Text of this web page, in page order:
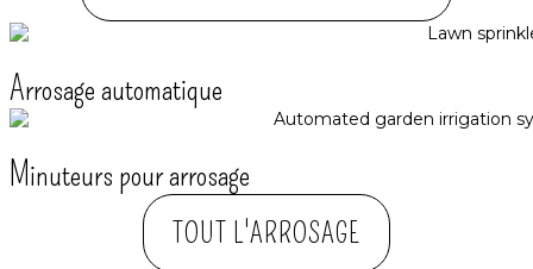
Arrosage automatique​
Minuteurs pour arrosage
TOUT L'ARROSAGE